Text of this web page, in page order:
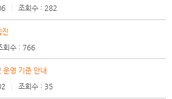
282
766
영 기준 안내
35